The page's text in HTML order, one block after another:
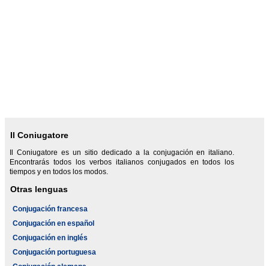
Il Coniugatore
Il Coniugatore es un sitio dedicado a la conjugación en italiano.
Encontrarás todos los verbos italianos conjugados en todos los
tiempos y en todos los modos.
Otras lenguas
Conjugación francesa
Conjugación en español
Conjugación en inglés
Conjugación portuguesa